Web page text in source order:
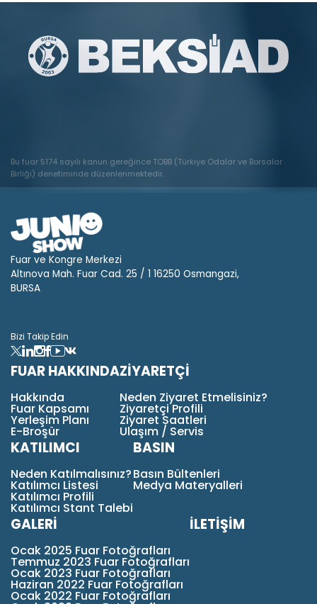
Bu fuar 5174 sayılı kanun gereğince TOBB (Türkiye Odalar ve Borsalar
Birliği) denetiminde düzenlenmektedir.
Fuar ve Kongre Merkezi
Altınova Mah. Fuar Cad. 25 / 1 16250 Osmangazi,
BURSA
Bizi Takip Edin
FUAR HAKKINDA
Hakkında
Fuar Kapsamı
Yerleşim Planı
E-Broşür
ZİYARETÇİ
Neden Ziyaret Etmelisiniz?
Ziyaretçi Profili
Ziyaret Saatleri
Ulaşım / Servis
KATILIMCI
Neden Katılmalısınız?
Katılımcı Listesi
Katılımcı Profili
Katılımcı Stant Talebi
BASIN
Basın Bültenleri
Medya Materyalleri
GALERİ
Ocak 2025 Fuar Fotoğrafları
Temmuz 2023 Fuar Fotoğrafları
Ocak 2023 Fuar Fotoğrafları
Haziran 2022 Fuar Fotoğrafları
Ocak 2022 Fuar Fotoğrafları
İLETİŞİM